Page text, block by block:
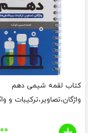
کتاب لقمه شیمی دهم
واژگان،تصاویر،ترکیبات و